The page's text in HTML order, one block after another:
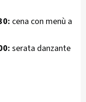
cena con menù a
serata danzante